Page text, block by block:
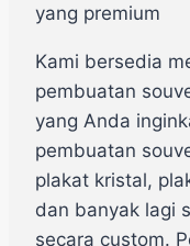
yang premium
Kami bersedia
pembuatan
yang Anda
pembuatan
plakat kristal,
dan banyak lagi
secara custom.